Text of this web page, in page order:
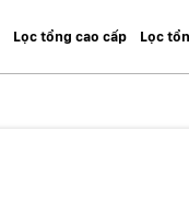
Lọc tổng cao cấp Lọc